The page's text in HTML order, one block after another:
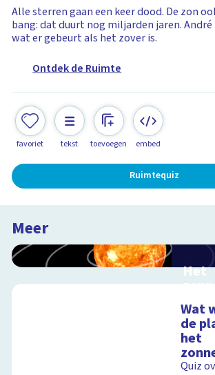
Alle sterren gaan een keer dood. De zon
bang: dat duurt nog miljarden jaren.
wat er gebeurt als het zover is.
Ontdek de Ruimte
favoriet tekst toevoegen embed
Ruimtequiz
Meer
Het
3D
Reis
Wat
de
het
Quiz